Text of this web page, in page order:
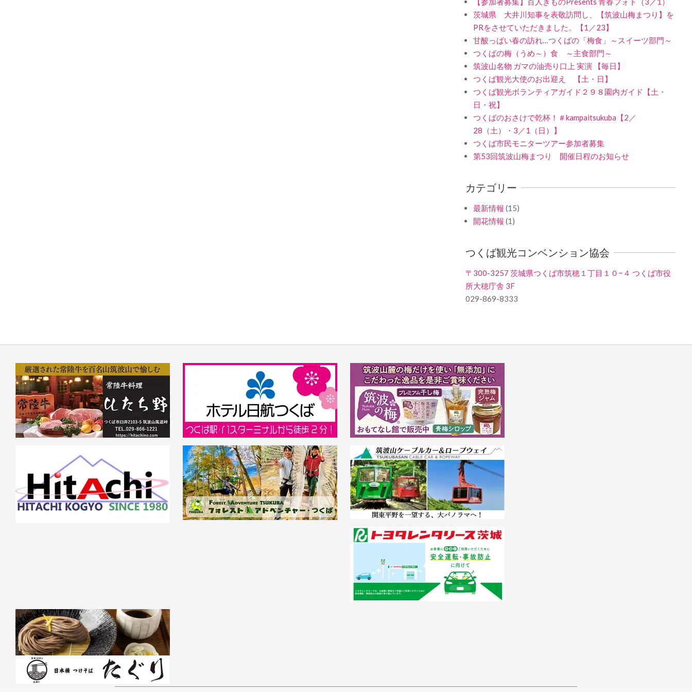
茨城県 大井川知事を表敬訪問し、【筑波山梅まつり】を
PRをさせていただきました。【1／23】
甘酸っぱい春の訪れ…つくばの「梅食」～スイーツ部門～
つくばの梅（うめ～）食 ～主食部門～
筑波山名物 ガマの油売り口上 実演 【毎日】
つくば観光大使のお出迎え 【土・日】
つくば観光ボランティアガイド２９８園内ガイド【土・
日・祝】
つくばのおさけで乾杯！＃kampaitsukuba【2／
28（土）・3／1（日）】
つくば市民モニターツアー参加者募集
第53回筑波山梅まつり 開催日程のお知らせ
カテゴリー
最新情報 (15)
開花情報 (1)
つくば観光コンベンション協会
〒300-3257 茨城県つくば市筑穂１丁目１０−４ つくば市役
所大穂庁舎 3F
029-869-8333